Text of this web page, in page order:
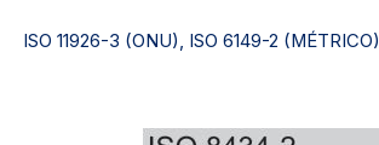
ISO 11926-3 (ONU), ISO 6149-2 (MÉTRICO)